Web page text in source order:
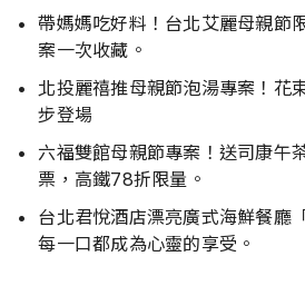
帶媽媽吃好料！台北艾麗母親節
案一次收藏。
北投麗禧推母親節泡湯專案！花
步登場
六福雙館母親節專案！送司康午
票，高鐵78折限量。
台北君悅酒店漂亮廣式海鮮餐廳
每一口都成為心靈的享受。